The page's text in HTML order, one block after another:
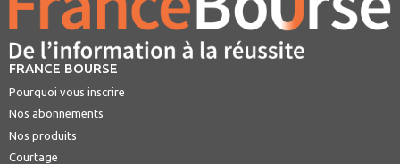
FRANCE BOURSE
Pourquoi vous inscrire
Nos abonnements
Nos produits
Courtage